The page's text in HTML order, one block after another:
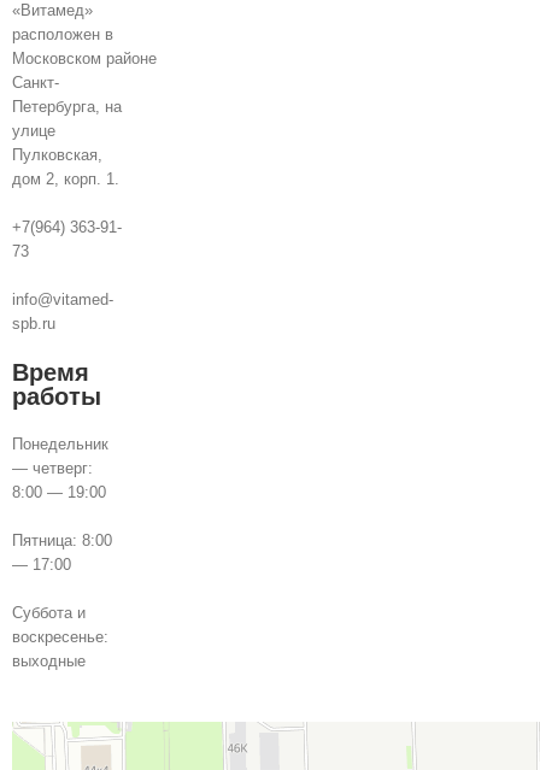
«Витамед»
расположен в
Московском районе
Санкт-
Петербурга, на
улице
Пулковская,
дом 2, корп. 1.
+7(964) 363-91-
73
info@vitamed-
spb.ru
Время
работы
Понедельник
— четверг:
8:00 — 19:00
Пятница: 8:00
— 17:00
Суббота и
воскресенье:
выходные